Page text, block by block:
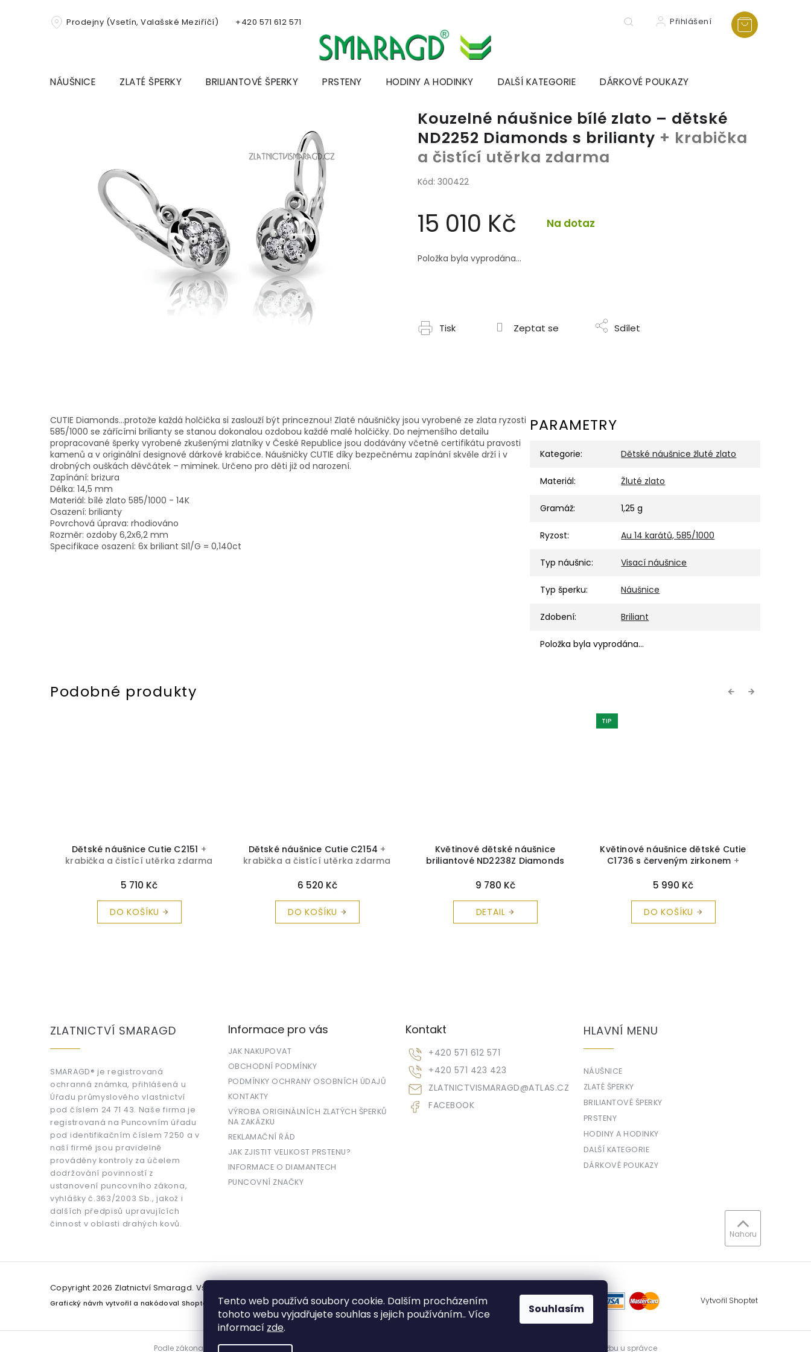
Tento web používá soubory cookie. Dalším procházením
tohoto webu vyjadřujete souhlas s jejich používáním.. Více
informací zde.
Souhlasím
Prodejny (Vsetín, Valašské Meziříčí) +420 571 612 571 Přihlášení
NÁUŠNICE ZLATÉ ŠPERKY BRILIANTOVÉ ŠPERKY PRSTENY HODINY A HODINKY DALŠÍ KATEGORIE DÁRKOVÉ POUKAZY
Kouzelné náušnice bílé zlato – dětské
ND2252 Diamonds s brilianty + krabička
a čistící utěrka zdarma
Kód: 300422
15 010 Kč Na dotaz
cena:
Položka byla vyprodána…
Tisk Zeptat se Sdílet
CUTIE Diamonds...protože každá holčička si zaslouží být princeznou! Zlaté náušničky jsou vyrobené ze zlata ryzosti
585/1000 se zářícími brilianty se stanou dokonalou ozdobou každé malé holčičky. Do nejmenšího detailu
propracované šperky vyrobené zkušenými zlatníky v České Republice jsou dodávány včetně certifikátu pravosti
kamenů a v originální designové dárkové krabičce. Náušničky CUTIE díky bezpečnému zapínání skvěle drží i v
drobných ouškách děvčátek – miminek. Určeno pro děti již od narození.
Zapínání: brizura
Délka: 14,5 mm
Materiál: bílé zlato 585/1000 - 14K
Osazení: brilianty
Povrchová úprava: rhodiováno
Rozměr: ozdoby 6,2x6,2 mm
Specifikace osazení: 6x briliant SI1/G = 0,140ct
PARAMETRY
Kategorie: Dětské náušnice žluté zlato
Materiál: Žluté zlato
Gramáž: 1,25 g
Ryzost: Au 14 karátů, 585/1000
Typ náušnic: Visací náušnice
Typ šperku: Náušnice
Zdobení: Briliant
Položka byla vyprodána…
Previous
Dětské náušnice Cutie C2151 +
krabička a čistící utěrka zdarma
5 710 Kč
DO KOŠÍKU
Dětské náušnice Cutie C2154 +
krabička a čistící utěrka zdarma
6 520 Kč
DO KOŠÍKU
Květinové dětské náušnice
briliantové ND2238Z Diamonds
utěrka zdarma
9 780 Kč
DETAIL
TIP
Květinové náušnice dětské Cutie
C1736 s červeným zirkonem +
5 990 Kč
DO KOŠÍKU
Next
ZLATNICTVÍ SMARAGD
SMARAGD® je registrovaná
ochranná známka, přihlášená u
Úřadu průmyslového vlastnictví
pod číslem 24 71 43. Naše firma je
registrovaná na Puncovním úřadu
pod identifikačním číslem 7250 a v
naší firmě jsou pravidelně
prováděny kontroly za účelem
dodržování povinností z
ustanovení puncovního zákona,
vyhlášky č.363/2003 Sb., jakož i
dalších předpisů upravujících
činnost v oblasti drahých kovů.
Informace pro vás
JAK NAKUPOVAT
OBCHODNÍ PODMÍNKY
PODMÍNKY OCHRANY OSOBNÍCH ÚDAJŮ
KONTAKTY
VÝROBA ORIGINÁLNÍCH ZLATÝCH ŠPERKŮ
NA ZAKÁZKU
REKLAMAČNÍ ŘÁD
JAK ZJISTIT VELIKOST PRSTENU?
INFORMACE O DIAMANTECH
PUNCOVNÍ ZNAČKY
Kontakt
ZLATNICTVISMARAGD@ATLAS.CZ
+420 571 612 571
+420 571 423 423
FACEBOOK
HLAVNÍ MENU
NÁUŠNICE
ZLATÉ ŠPERKY
BRILIANTOVÉ ŠPERKY
PRSTENY
HODINY A HODINKY
DALŠÍ KATEGORIE
DÁRKOVÉ POUKAZY
Vytvořil Shoptet
Copyright 2026 Zlatnictví Smaragd. Všechna práva vyhrazena.
Grafický návrh vytvořil a nakódoval Shoptetak.cz
Nahoru
Podle zákona o evidenci tržeb je prodávající povinen vystavit kupujícímu účtenku. Zároveň je povinen zaevidovat přijatou tržbu u správce